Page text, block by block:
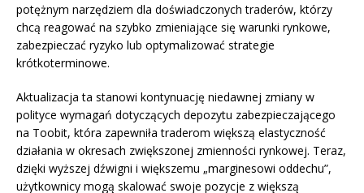
potężnym narzędziem dla doświadczonych traderów, którzy
chcą reagować na szybko zmieniające się warunki rynkowe,
zabezpieczać ryzyko lub optymalizować strategie
krótkoterminowe.
Aktualizacja ta stanowi kontynuację niedawnej zmiany w
polityce wymagań dotyczących depozytu zabezpieczającego
na Toobit, która zapewniła traderom większą elastyczność
działania w okresach zwiększonej zmienności rynkowej. Teraz,
dzięki wyższej dźwigni i większemu „marginesowi oddechu”,
użytkownicy mogą skalować swoje pozycje z większą